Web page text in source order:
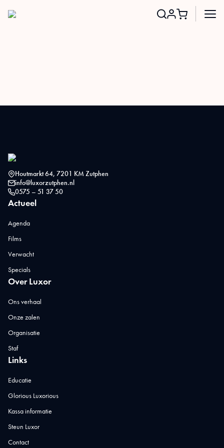
Houtmarkt 64, 7201 KM Zutphen
info@luxorzutphen.nl
0575 – 51 37 50
Actueel
Agenda
Films
Verwacht
Specials
Over Luxor
Ons verhaal
Onze zalen
Organisatie
Staf
Links
Educatie
Glorious Luxorious
Kassa informatie
Steun Luxor
Contact